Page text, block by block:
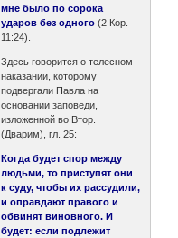
мне было по сорока
ударов без одного (2 Кор.
11:24).
Здесь говорится о телесном
наказании, которому
подвергали Павла на
основании заповеди,
изложенной во Втор.
(Дварим), гл. 25:
Когда будет спор между
людьми, то приступят они
к суду, чтобы их рассудили,
и оправдают правого и
обвинят виновного. И
будет: если подлежит